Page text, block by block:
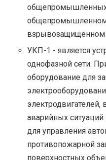
общепромышленных
взрывозащищенном
УКП-1 - является
однофазной сети.
оборудование для
аварийных
для управления
противопожарной
поверхностных